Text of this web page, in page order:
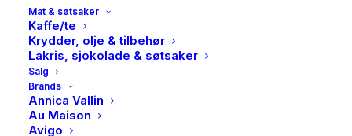
Mat & søtsaker
Kaffe/te
Krydder, olje & tilbehør
Lakris, sjokolade & søtsaker
Salg
Brands
Annica Vallin
Au Maison
Avigo
for både tilberedning og servering. Skålen er laget av
steintøy og har en reaktiv glasur som gir hvert
eksemplar sitt eget unike uttrykk, med nyanser i brunt
og grønt som minner om naturlige landskap. Dette gjør
at ingen to skåler er helt like.